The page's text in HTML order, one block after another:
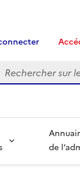
Recherche
de